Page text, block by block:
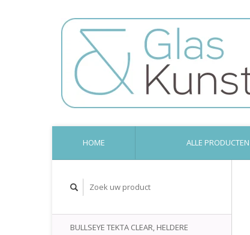
HOME ALLE PRODUCTEN
BULLSEYE TEKTA CLEAR, HELDERE